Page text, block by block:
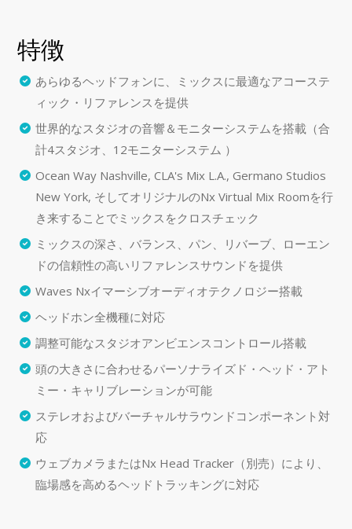
特徴
あらゆるヘッドフォンに、ミックスに最適なアコーステ
ィック・リファレンスを提供
世界的なスタジオの音響＆モニターシステムを搭載（合
計4スタジオ、12モニターシステム ）
Ocean Way Nashville, CLA's Mix L.A., Germano Studios
New York, そしてオリジナルのNx Virtual Mix Roomを行
き来することでミックスをクロスチェック
ミックスの深さ、バランス、パン、リバーブ、ローエン
ドの信頼性の高いリファレンスサウンドを提供
Waves Nxイマーシブオーディオテクノロジー搭載
ヘッドホン全機種に対応
調整可能なスタジオアンビエンスコントロール搭載
頭の大きさに合わせるパーソナライズド・ヘッド・アト
ミー・キャリブレーションが可能
ステレオおよびバーチャルサラウンドコンポーネント対
応
ウェブカメラまたはNx Head Tracker（別売）により、
臨場感を高めるヘッドトラッキングに対応